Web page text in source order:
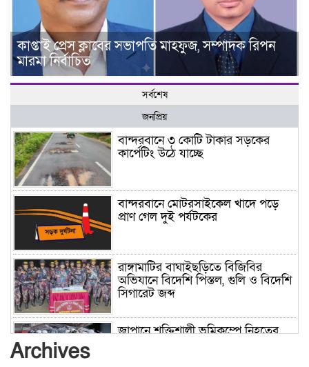
কাপ্তাই প্রেস ক্লাবের সভাপতি মাহফুজ, সম্পাদক রিপন
মারমা নির্বাচিত
সর্বশেষ
জনপ্রিয়
বান্দরবানে ৩ কোটি টাকার সড়কের
কার্পেটিং উঠে যাচ্ছে
বান্দরবানে মোটরসাইকেল খাদে পড়ে
প্রাণ গেল দুই পর্যটকের
রাঙ্গামাটির বাঘাইছড়িতে বিজিবির
অভিযানে বিদেশি পিস্তল, গুলি ও বিদেশি
সিগারেট জব্দ
জাপানে শক্তিশালী ভূমিকম্পে নিহতের
Archives